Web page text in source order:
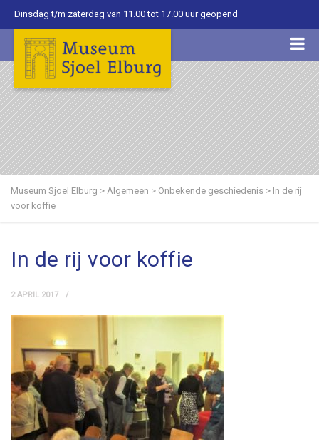
Dinsdag t/m zaterdag van 11.00 tot 17.00 uur geopend
Museum Sjoel Elburg > Algemeen > Onbekende geschiedenis > In de rij
voor koffie
In de rij voor koffie
2 APRIL 2017